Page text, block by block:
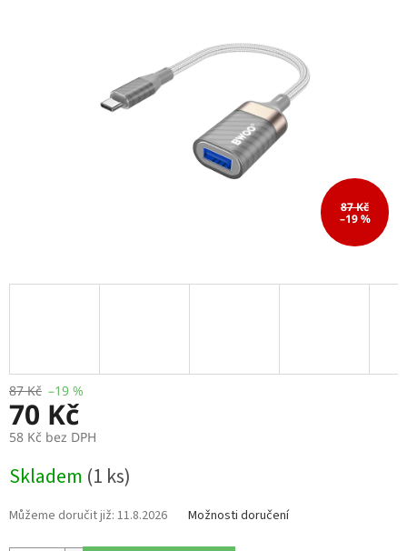
87 Kč
–19 %
87 Kč –19 %
70 Kč
58 Kč bez DPH
cena:
Skladem (1 ks)
11.8.2026 Možnosti doručení